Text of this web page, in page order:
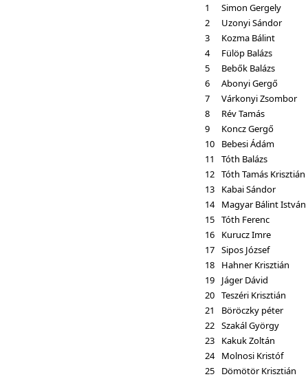
1
Simon Gergely
2
Uzonyi Sándor
3
Kozma Bálint
4
Fülöp Balázs
5
Bebők Balázs
6
Abonyi Gergő
7
Várkonyi Zsombor
8
Rév Tamás
9
Koncz Gergő
10
Bebesi Ádám
11
Tóth Balázs
12 Tóth Tamás Krisztián
13
Kabai Sándor
14 Magyar Bálint István
15 Tóth Ferenc
16
Kurucz Imre
17 Sipos József
18
Hahner Krisztián
19
Jáger Dávid
20 Teszéri Krisztián
21
Böröczky péter
22 Szakál György
23
Kakuk Zoltán
24
Molnosi Kristóf
25
Dömötör Krisztián